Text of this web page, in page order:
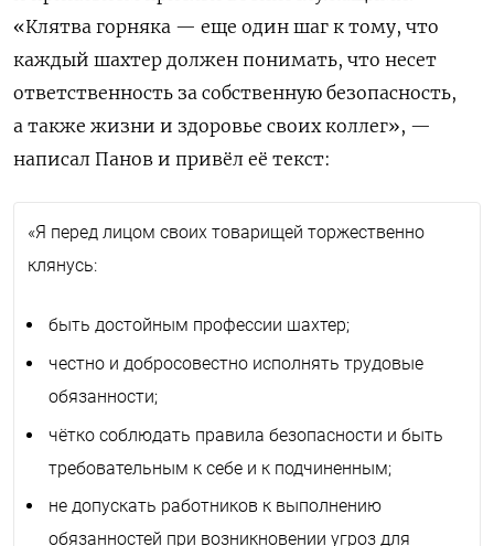
«Клятва горняка — еще один шаг к тому, что
каждый шахтер должен понимать, что несет
ответственность за собственную безопасность,
а также жизни и здоровье своих коллег», —
написал Панов и привёл её текст:
«Я перед лицом своих товарищей торжественно
клянусь:
быть достойным профессии шахтер;
честно и добросовестно исполнять трудовые
обязанности;
чётко соблюдать правила безопасности и быть
требовательным к себе и к подчиненным;
не допускать работников к выполнению
обязанностей при возникновении угроз для